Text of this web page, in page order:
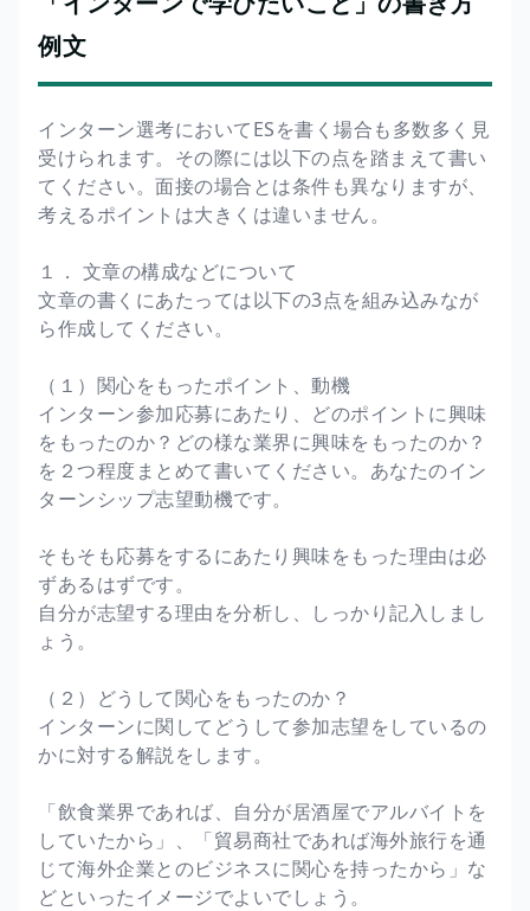
例文
インターン選考においてESを書く場合も多数多く見
受けられます。その際には以下の点を踏まえて書い
てください。面接の場合とは条件も異なりますが、
考えるポイントは大きくは違いません。
１． 文章の構成などについて
文章の書くにあたっては以下の3点を組み込みなが
ら作成してください。
（１）関心をもったポイント、動機
インターン参加応募にあたり、どのポイントに興味
をもったのか？どの様な業界に興味をもったのか？
を２つ程度まとめて書いてください。あなたのイン
ターンシップ志望動機です。
そもそも応募をするにあたり興味をもった理由は必
ずあるはずです。
自分が志望する理由を分析し、しっかり記入しまし
ょう。
（２）どうして関心をもったのか？
インターンに関してどうして参加志望をしているの
かに対する解説をします。
「飲食業界であれば、自分が居酒屋でアルバイトを
していたから」、「貿易商社であれば海外旅行を通
じて海外企業とのビジネスに関心を持ったから」な
どといったイメージでよいでしょう。